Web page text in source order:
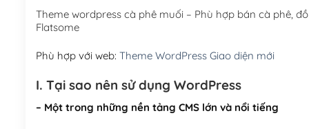
Theme wordpress cà phê muối – Phù hợp bán cà phê,
Flatsome
Phù hợp với web: Theme WordPress Giao diện mới
I. Tại sao nên sử dụng WordPress
– Một trong những nền tảng CMS lớn và nổi tiếng